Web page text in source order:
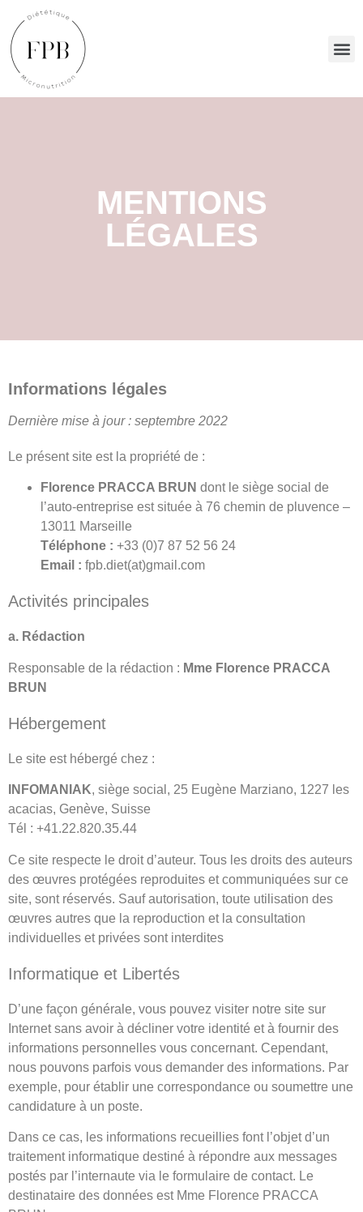
MENTIONS
LÉGALES
Informations légales
Dernière mise à jour : septembre 2022
Le présent site est la propriété de :
Florence PRACCA BRUN dont le siège social de
l’auto-entreprise est située à 76 chemin de pluvence –
13011 Marseille
Téléphone : +33 (0)7 87 52 56 24
Email : fpb.diet(at)gmail.com
Activités principales
a. Rédaction
Responsable de la rédaction : Mme Florence PRACCA
BRUN
Hébergement
Le site est hébergé chez :
INFOMANIAK, siège social, 25 Eugène Marziano, 1227 les
acacias, Genève, Suisse
Tél : +41.22.820.35.44
Ce site respecte le droit d’auteur. Tous les droits des auteurs
des œuvres protégées reproduites et communiquées sur ce
site, sont réservés. Sauf autorisation, toute utilisation des
œuvres autres que la reproduction et la consultation
individuelles et privées sont interdites
Informatique et Libertés
D’une façon générale, vous pouvez visiter notre site sur
Internet sans avoir à décliner votre identité et à fournir des
informations personnelles vous concernant. Cependant,
nous pouvons parfois vous demander des informations. Par
exemple, pour établir une correspondance ou soumettre une
candidature à un poste.
Dans ce cas, les informations recueillies font l’objet d’un
traitement informatique destiné à répondre aux messages
postés par l’internaute via le formulaire de contact. Le
destinataire des données est Mme Florence PRACCA